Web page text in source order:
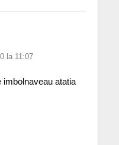
la 11:07
atatia